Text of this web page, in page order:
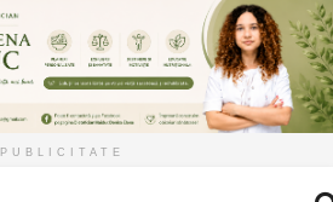
PUBLICITATE